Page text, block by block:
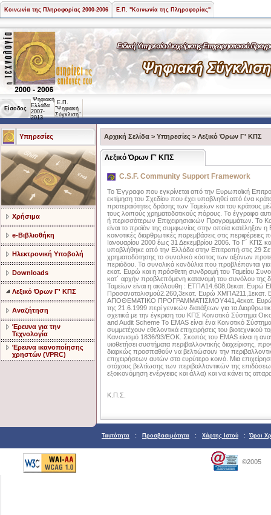
Κοινωνία της Πληροφορίας 2000-2006 Ε.Π. "Κοινωνία της Πληροφορίας"
Είσοδος
Ψηφιακή
Ελλάδα
2007-
2013
Ε.Π.
"Ψηφιακή
Σύγκλιση"
Υπηρεσίες
Χρήσιμα
e-Βιβλιοθήκη
Ηλεκτρονική Υποβολή
Downloads
Λεξικό Όρων Γ' ΚΠΣ
Αναζήτηση
Έρευνα για την
Τεχνολογία
Έρευνα ικανοποίησης
χρηστών (VPRC)
Αρχική Σελίδα > Υπηρεσίες > Λεξικό Όρων Γ' ΚΠΣ
Λεξικό Όρων Γ' ΚΠΣ
C.S.F. Community Support Framework
Το Έγγραφο που εγκρίνεται από την Ευρωπαϊκή
εκτίμηση του Σχεδίου που έχει υποβληθεί από ένα
προτεραιότητες δράσης των Ταμείων και του κράτους
τους λοιπούς χρηματοδοτικούς πόρους. Το έγγραφο
ή περισσότερων Επιχειρησιακών Προγραμμάτων. Το
είναι το προϊόν της συμφωνίας στην οποία κατέληξαν
κοινοτικές διαρθρωτικές παρεμβάσεις στις
Ιανουαρίου 2000 έως 31 Δεκεμβρίου 2006. Το Γ΄ KΠΣ
υποβλήθηκε από την Ελλάδα στην Επιτροπή στις 29
χρηματοδότησης το συνολικό κόστος των αξόνων
περιόδου. Τα συνολικά κονδύλια που προβλέπονται
εκατ. Ευρώ και η πρόσθετη συνδρομή του Ταμείου
κατ΄ αρχήν προβλεπόμενη κατανομή του συνόλου της
Ταμείων είναι η ακόλουθη : ETΠA14.608,0εκατ. Ευρώ
Προσανατολισμού2.260,3εκατ. Ευρώ
ΑΠΟΘΕΜΑΤΙΚΟ ΠΡΟΓΡΑΜΜΑΤΙΣΜΟΥ441,4εκατ. Ευρώ
της 21.6.1999 περί γενικών διατάξεων για τα
σχετικά με την έγκριση του ΚΠΣ Κοινοτικό Σύστημα
and Audit Scheme Το EMAS είναι ένα Κοινοτικό
συμμετέχουν εθελοντικά επιχειρήσεις του
Κανονισμό 1836/93/EOK. Σκοπός του EMAS είναι η
υιοθετήσει συστήματα περιβαλλοντικής διαχείρισης,
διαρκώς προσπαθούν να βελτιώσουν την
επιχειρήσεων αυτών στο ευρύτερο κοινό. Μια
στόχους βελτίωσης των περιβαλλοντικών της
εξοικονόμηση ενέργειας και άλλα) και να κάνει τις
K.Π.Σ.
Ταυτότητα : Προσβασιμότητα : Χάρτης Ιστού : Όροι
©2005